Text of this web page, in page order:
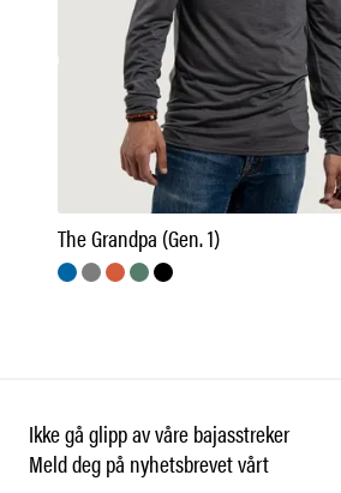
The Grandpa (Gen. 1)
Ikke gå glipp av våre bajasstreker
Meld deg på nyhetsbrevet vårt